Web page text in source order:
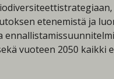
etenemistä ja
vuoteen 2050